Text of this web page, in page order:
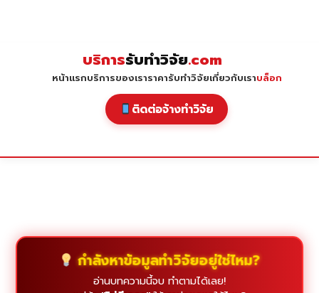
บริการรับทำวิจัย.com
หน้าแรกบริการของเราราคารับทำวิจัยเกี่ยวกับเราบล็อก
ติดต่อจ้างทำวิจัย
กำลังหาข้อมูลทำวิจัยอยู่ใช่ไหม?
อ่านบทความนี้จบ ทำตามได้เลย!